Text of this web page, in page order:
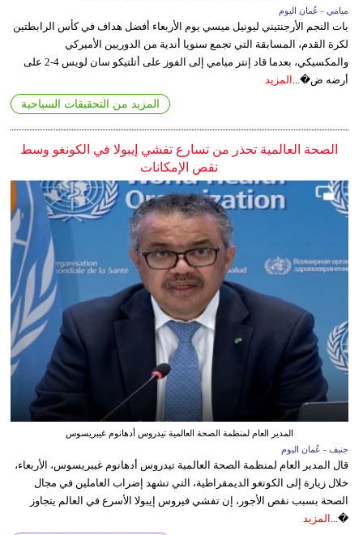
ميامي - عُمان اليوم
بات النجم الأرجنتيني ليونيل ميسي يوم الأربعاء أفضل هداف في كأس الرابطتين
لكرة القدم، المسابقة التي تجمع سنويا أندية من الدوريين الأميركي
والمكسيكي، بعدما قاد إنتر ميامي إلى الفوز على أتلتيكو سان لويس 4-2 على
أرضه ض�...
المزيد
المزيد من التحقيقات السياحية
الصحة العالمية تحذر من تسارع تفشي إيبولا في الكونغو وسط
نقص الإمكانات
المدير العام لمنظمة الصحة العالمية تيدروس أدهانوم غيبريسوس
جنيف - عُمان اليوم
قال المدير العام لمنظمة الصحة العالمية تيدروس أدهانوم غيبريسوس، الأربعاء،
خلال زيارة إلى الكونغو الديمقراطية، التي تشهد إضراب العاملين في مجال
الصحة بسبب نقص الأجور، إن تفشي فيروس إيبولا الأسرع في العالم يتجاوز
�... المزيد